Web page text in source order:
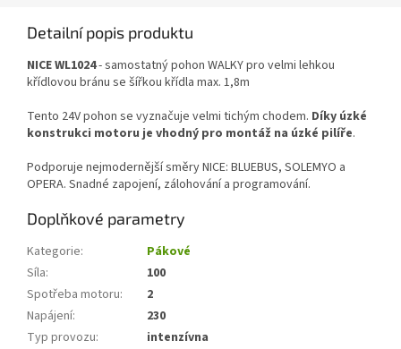
Detailní popis produktu
NICE WL1024- samostatný pohon WALKY pro velmi lehkou
křídlovou bránu se šířkou křídla max. 1,8m
Tento 24V pohon se vyznačuje velmi tichým chodem. Díky úzké
konstrukci motoru je vhodný pro montáž na úzké pilíře.
Podporuje nejmodernější směry NICE: BLUEBUS, SOLEMYO a
OPERA. Snadné zapojení, zálohování a programování.
Doplňkové parametry
Kategorie:
Pákové
Síla:
100
Spotřeba motoru:
2
Napájení:
230
Typ provozu:
intenzívna